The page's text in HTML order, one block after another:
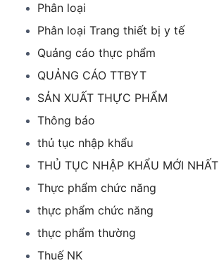
Phân loại
Phân loại Trang thiết bị y tế
Quảng cáo thực phẩm
QUẢNG CÁO TTBYT
SẢN XUẤT THỰC PHẨM
Thông báo
thủ tục nhập khẩu
THỦ TỤC NHẬP KHẨU MỚI NHẤT
Thực phẩm chức năng
thực phẩm chức năng
thực phẩm thường
Thuế NK